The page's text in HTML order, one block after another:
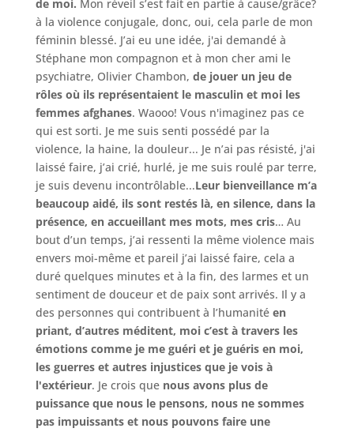
de moi. Mon réveil s’est fait en partie à cause/grâce?
à la violence conjugale, donc, oui, cela parle de mon
féminin blessé. J’ai eu une idée, j'ai demandé à
Stéphane mon compagnon et à mon cher ami le
psychiatre, Olivier Chambon, de jouer un jeu de
rôles où ils représentaient le masculin et moi les
femmes afghanes. Waooo! Vous n'imaginez pas ce
qui est sorti. Je me suis senti possédé par la
violence, la haine, la douleur... Je n’ai pas résisté, j'ai
laissé faire, j’ai crié, hurlé, je me suis roulé par terre,
je suis devenu incontrôlable...Leur bienveillance m’a
beaucoup aidé, ils sont restés là, en silence, dans la
présence, en accueillant mes mots, mes cris… Au
bout d’un temps, j’ai ressenti la même violence mais
envers moi-même et pareil j’ai laissé faire, cela a
duré quelques minutes et à la fin, des larmes et un
sentiment de douceur et de paix sont arrivés. Il y a
des personnes qui contribuent à l’humanité en
priant, d’autres méditent, moi c’est à travers les
émotions comme je me guéri et je guéris en moi,
les guerres et autres injustices que je vois à
l'extérieur. Je crois que nous avons plus de
puissance que nous le pensons, nous ne sommes
pas impuissants et nous pouvons faire une